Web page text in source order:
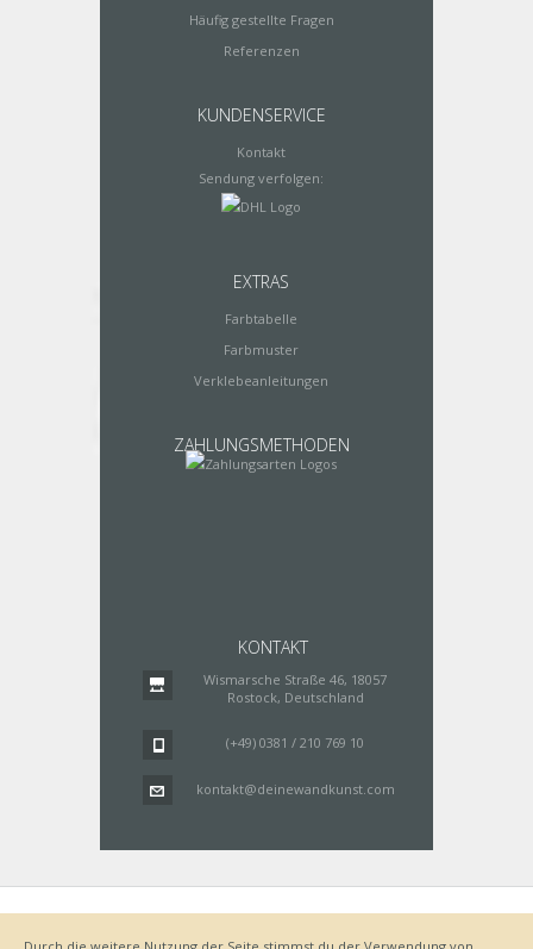
Häufig gestellte Fragen
Referenzen
KUNDENSERVICE
Kontakt
Sendung verfolgen:
EXTRAS
Farbtabelle
Farbmuster
Verklebeanleitungen
ZAHLUNGSMETHODEN
KONTAKT
Wismarsche Straße 46, 18057
Rostock, Deutschland
(+49) 0381 / 210 769 10
kontakt@deinewandkunst.com
Datenschutz
Lieferung